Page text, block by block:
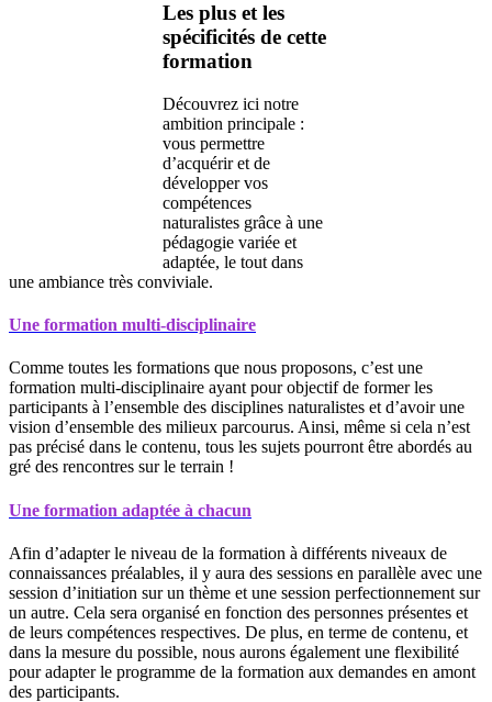
Les plus et les
spécificités de cette
formation
Découvrez ici notre
ambition principale :
vous permettre
d’acquérir et de
développer vos
compétences
naturalistes grâce à une
pédagogie variée et
adaptée, le tout dans
une ambiance très conviviale.
Une formation multi-disciplinaire
Comme toutes les formations que nous proposons, c’est une
formation multi-disciplinaire ayant pour objectif de former les
participants à l’ensemble des disciplines naturalistes et d’avoir une
vision d’ensemble des milieux parcourus. Ainsi, même si cela n’est
pas précisé dans le contenu, tous les sujets pourront être abordés au
gré des rencontres sur le terrain !
Une formation adaptée à chacun
Afin d’adapter le niveau de la formation à différents niveaux de
connaissances préalables, il y aura des sessions en parallèle avec une
session d’initiation sur un thème et une session perfectionnement sur
un autre. Cela sera organisé en fonction des personnes présentes et
de leurs compétences respectives. De plus, en terme de contenu, et
dans la mesure du possible, nous aurons également une flexibilité
pour adapter le programme de la formation aux demandes en amont
des participants.